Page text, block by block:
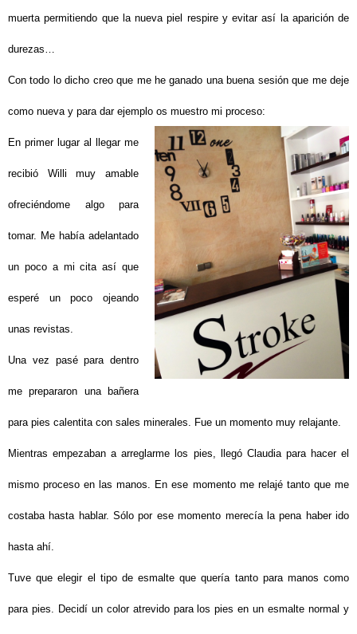
muerta permitiendo que la nueva piel respire y evitar así la aparición de
durezas…
Con todo lo dicho creo que me he ganado una buena sesión que me deje
como nueva y para dar ejemplo os muestro mi proceso:
En primer lugar al llegar me
recibió Willi muy amable
ofreciéndome algo para
tomar. Me había adelantado
un poco a mi cita así que
esperé un poco ojeando
unas revistas.
Una vez pasé para dentro
me prepararon una bañera
para pies calentita con sales minerales. Fue un momento muy relajante.
Mientras empezaban a arreglarme los pies, llegó Claudia para hacer el
mismo proceso en las manos. En ese momento me relajé tanto que me
costaba hasta hablar. Sólo por ese momento merecía la pena haber ido
hasta ahí.
Tuve que elegir el tipo de esmalte que quería tanto para manos como
para pies. Decidí un color atrevido para los pies en un esmalte normal y